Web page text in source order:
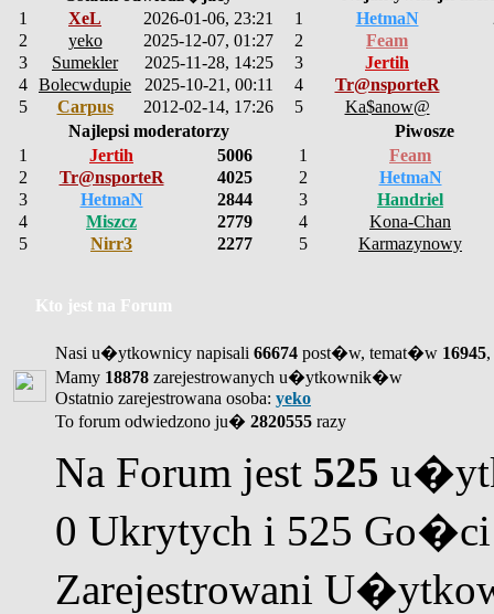
1
XeL
2026-01-06, 23:21
2
yeko
2025-12-07, 01:27
3
Sumekler
2025-11-28, 14:25
4
Bolecwdupie
2025-10-21, 00:11
5
Carpus 2012-02-14, 17:26
1 HetmaN
2
Feam
3
Jertih
4
Tr@nsporteR
5
Ka$anow@
Najlepsi moderatorzy
Piwosze
1
Jertih
5006
2
Tr@nsporteR
4025
3
HetmaN
2844
4
Miszcz
2779
5
Nirr3 2277
1
Feam
2
HetmaN
3
Handriel
4
Kona-Chan
5
Karmazynowy
Kto jest na Forum
Nasi u�ytkownicy napisali 66674 post�w, temat�w 16945
Mamy 18878 zarejestrowanych u�ytkownik�w
Ostatnio zarejestrowana osoba: yeko
To forum odwiedzono ju� 2820555 razy
Na Forum jest 525
0 Ukrytych i 525 Go�ci
Zarejestrowani